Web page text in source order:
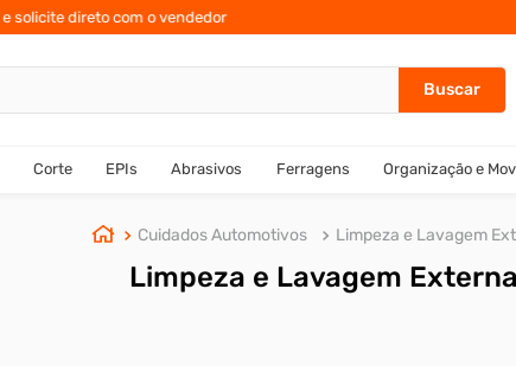
Corte EPIs Abrasivos Ferragens Organização e
Cuidados Automotivos Limpeza e Lavagem
Limpeza e Lavagem Externa